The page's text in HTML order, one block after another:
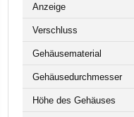
Anzeige
Verschluss
Gehäusematerial
Gehäusedurchmesser
Höhe des Gehäuses